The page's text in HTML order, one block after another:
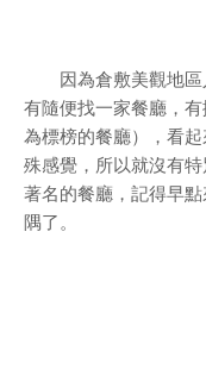
因為倉敷美觀地區
有隨便找一家餐廳，
為標榜的餐廳），看
殊感覺，所以就沒有
著名的餐廳，記得早
隅了。